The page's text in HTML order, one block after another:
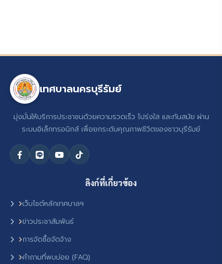
เทศบาลนครบุรีรัมย์
มุ่งมั่นให้บริการประชาชนด้วยความรวดเร็ว โปร่งใส และทันสมัย ผ่าน
ระบบอิเล็กทรอนิกส์ เพื่อยกระดับคุณภาพชีวิตของชาวบุรีรัมย์
ลิงก์ที่เกี่ยวข้อง
เว็บไซต์หลักเทศบาลฯ
ข่าวประชาสัมพันธ์
การจัดซื้อจัดจ้าง
คำถามที่พบบ่อย (FAQ)